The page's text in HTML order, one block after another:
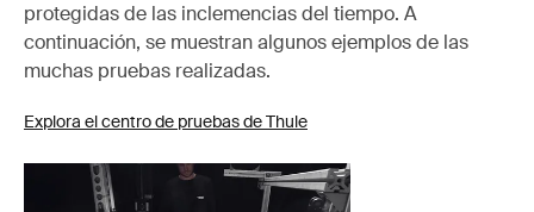
protegidas de las inclemencias del tiempo. A
continuación, se muestran algunos ejemplos de las
muchas pruebas realizadas.
Explora el centro de pruebas de Thule